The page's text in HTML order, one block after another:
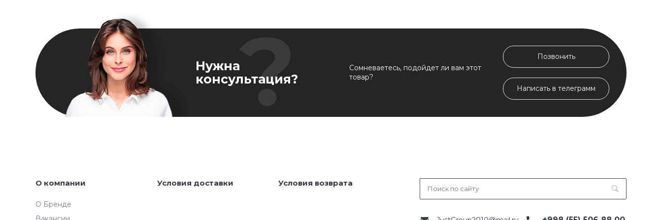
Нужна
консультация?
Сомневаетесь, подойдет ли вам этот
товар?
Позвонить
Написать в телеграмм
О компании
О Бренде
Условия доставки Условия возврата